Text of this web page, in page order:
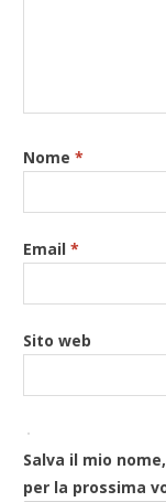
Nome*
Email*
Sito web
Salva il mio
per la prossima